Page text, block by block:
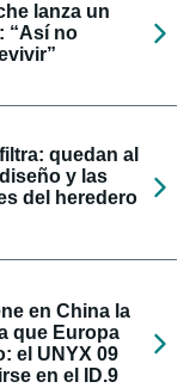
lanza un
“Así no
quedan al
y las
del heredero
en China la
que Europa
el UNYX 09
en el ID.9